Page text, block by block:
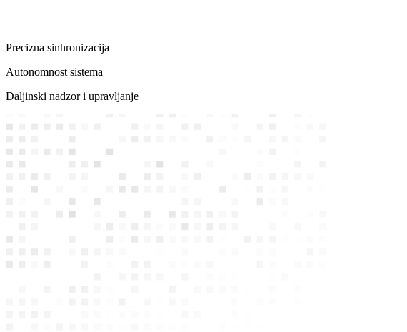
Precizna sinhronizacija
Autonomnost sistema
Daljinski nadzor i upravljanje